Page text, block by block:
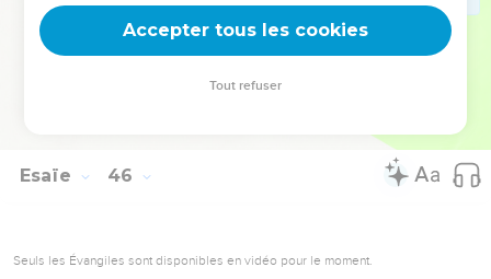
C'est qu'on dira de moi : La justice et la force sont à
l'Éternel seul ! A lui viendront, confondus, tous ceux qui
Esaïe 46
Seuls les Évangiles sont disponibles en vidéo pour le moment.
Accepter tous les cookies
Tout refuser